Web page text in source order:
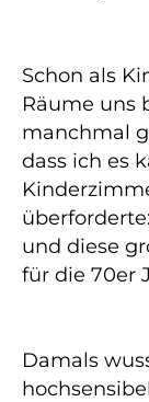
Schon als
Räume uns
manchmal
dass ich es
und diese
für die 70er
Damals